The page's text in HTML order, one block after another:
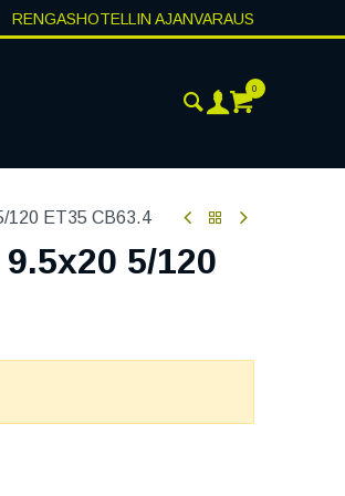
RENGASHOTELLIN AJANVARAUS
0
120 ET35 CB63.4
5/120